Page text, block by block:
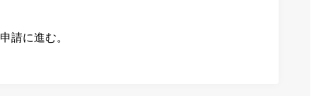
請に進む。